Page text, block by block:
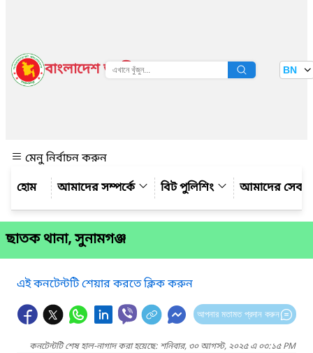
বাংলাদেশ জাতীয় তথ্য বাতায়ন BN
মেনু নির্বাচন করুন
আমাদের সম্পর্কে
বিট পুলিশিং আমাদের সেবা
ছাতক থানা, সুনামগঞ্জ
এই কনটেন্টটি শেয়ার করতে ক্লিক করুন
আপনার মতামত প্রদান করুন
কনটেন্টটি শেষ হাল-নাগাদ করা হয়েছে: শনিবার, ৩০ আগস্ট, ২০২৫ এ ০৩:১৫ PM